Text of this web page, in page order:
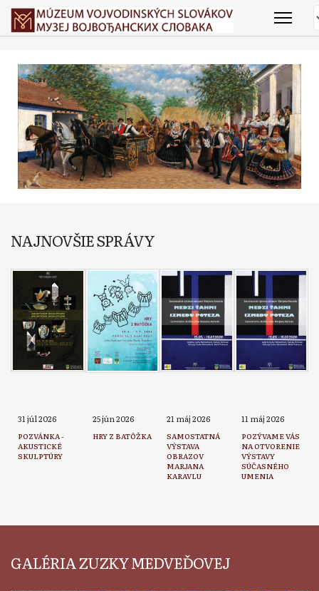
NAJNOVŠIE SPRÁVY
31 júl 2026
POZVÁNKA -
AKUSTICKÉ
SKULPTÚRY
25 jún 2026
HRY Z BATÔŽKA
21 máj 2026
SAMOSTATNÁ
VÝSTAVA
OBRAZOV
MARJANA
KARAVLU
11 máj 2026
POZÝVAME VÁS
NA OTVORENIE
VÝSTAVY
SÚČASNÉHO
UMENIA
GALÉRIA ZUZKY MEDVEĎOVEJ